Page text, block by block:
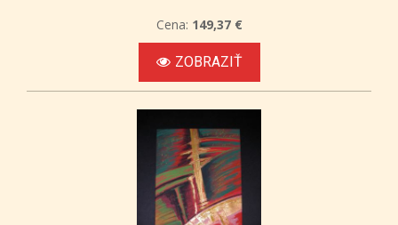
Cena: 149,37 €
ZOBRAZIŤ